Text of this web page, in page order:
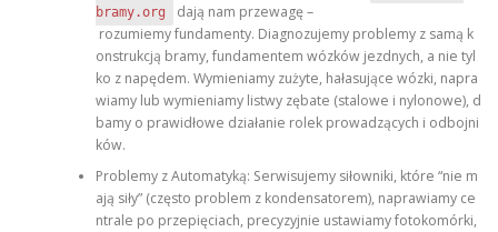
bramy.org
dają nam przewagę –
rozumiemy fundamenty. Diagnozujemy problemy z samą k
onstrukcją bramy, fundamentem wózków jezdnych, a nie tyl
ko z napędem. Wymieniamy zużyte, hałasujące wózki, napra
wiamy lub wymieniamy listwy zębate (stalowe i nylonowe), d
bamy o prawidłowe działanie rolek prowadzących i odbojni
ków.
Problemy z Automatyką: Serwisujemy siłowniki, które “nie m
ają siły” (często problem z kondensatorem), naprawiamy ce
ntrale po przepięciach, precyzyjnie ustawiamy fotokomórki,